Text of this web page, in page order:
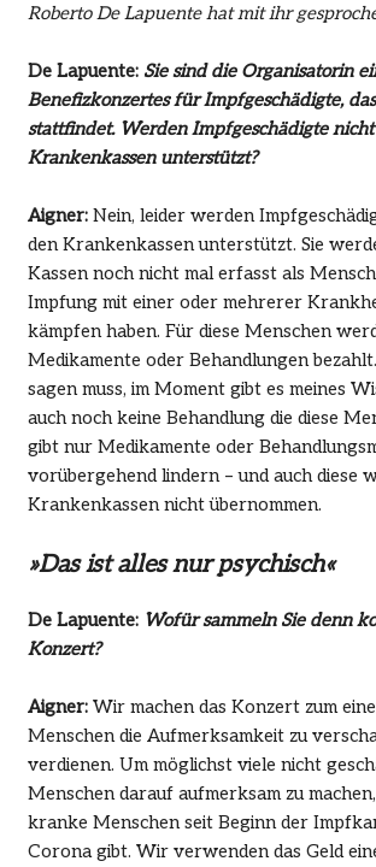
Roberto De Lapuente hat mit ihr
De Lapuente: Sie sind die Organisatorin
Benefizkonzertes für Impfgeschädigte,
stattfindet. Werden Impfgeschädigte
Krankenkassen unterstützt?
Aigner: Nein, leider werden
den Krankenkassen unterstützt. Sie
Kassen noch nicht mal erfasst als
Impfung mit einer oder mehrerer
kämpfen haben. Für diese Menschen
Medikamente oder Behandlungen
sagen muss, im Moment gibt es meines
auch noch keine Behandlung die diese
gibt nur Medikamente oder
vorübergehend lindern – und auch diese
Krankenkassen nicht übernommen.
»Das ist alles nur psychisch«
De Lapuente: Wofür sammeln Sie denn
Konzert?
Aigner: Wir machen das Konzert zum
Menschen die Aufmerksamkeit zu
verdienen. Um möglichst viele nicht
Menschen darauf aufmerksam zu
kranke Menschen seit Beginn der
Corona gibt. Wir verwenden das Geld